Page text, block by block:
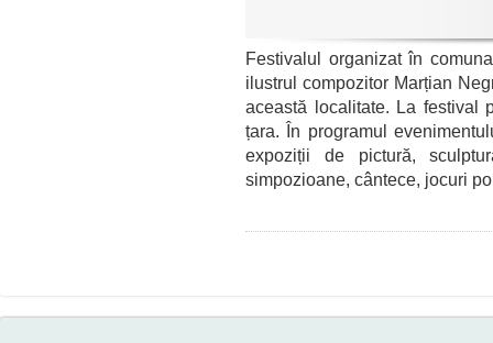
Festivalul organizat în
ilustrul compozitor Marțian
această localitate. La festival
țara. În programul
expoziții de pictură,
simpozioane, cântece, jocuri